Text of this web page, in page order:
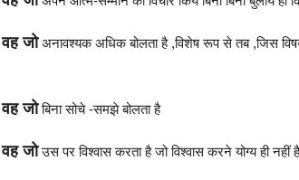
वहजोअनावश्यक अधिक बोलता है ,विशेष रूप से तब ,जिस
वहजो बिना सोचे -समझे बोलता है
वहजो उस पर विश्वास करता है जो विश्वास करने योग्य ही नहीं है